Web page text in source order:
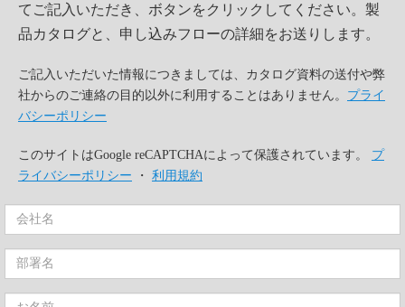
てご記入いただき、ボタンをクリックしてください。製
品カタログと、申し込みフローの詳細をお送りします。
ご記入いただいた情報につきましては、カタログ資料の送付や弊
社からのご連絡の目的以外に利用することはありません。 プライ
バシーポリシー
このサイトはGoogle reCAPTCHAによって保護されています。 プ
ライバシーポリシー ・ 利用規約